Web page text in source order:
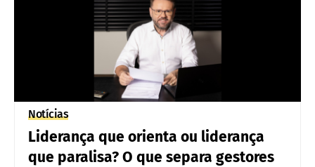
Notícias
Liderança que orienta ou liderança
que paralisa? O que separa gestores